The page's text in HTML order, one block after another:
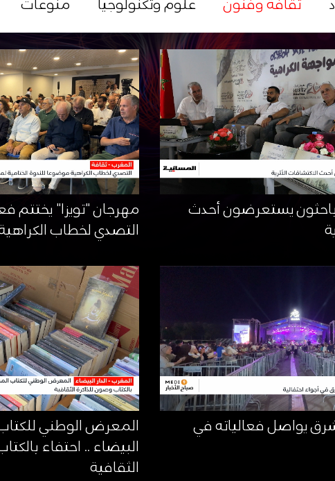
ثقافة وفنون علوم وتكنولوجيا منوعات
مهرجان "تويزا" يختتم
التصدي لخطاب
يستعرضون أحدث
المعرض الوطني
البيضاء .. احتفاء
الثقافية
يواصل فعالياته في